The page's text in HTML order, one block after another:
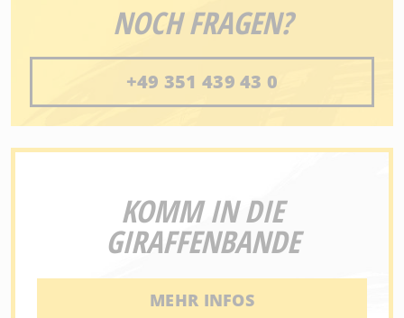
NOCH FRAGEN?
+49 351 439 43 0
KOMM IN DIE
GIRAFFENBANDE
MEHR INFOS